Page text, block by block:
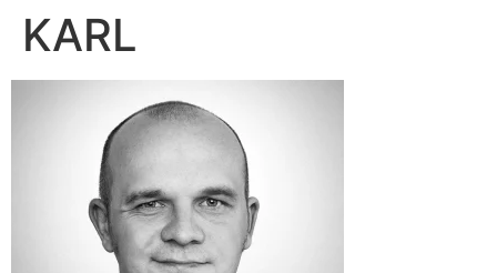
KARL